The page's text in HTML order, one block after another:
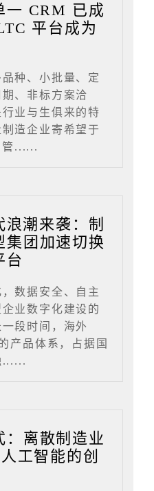
一 CRM 已成
平台成为
种、小批量、定
、非标方案洽
业与生俱来的特
造企业寄希望于
管......
潮来袭：制
集团加速切换
台
数据安全、自主
业数字化建设的
段时间，海外
产品体系，占据国
......
：离散制造业
工智能的创